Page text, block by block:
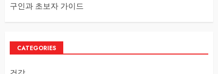
구인과 초보자 가이드
CATEGORIES